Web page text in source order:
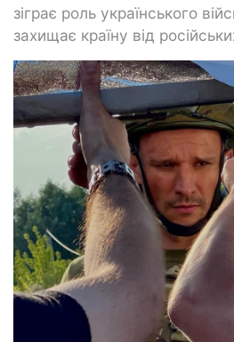
зіграє роль українського
захищає країну від